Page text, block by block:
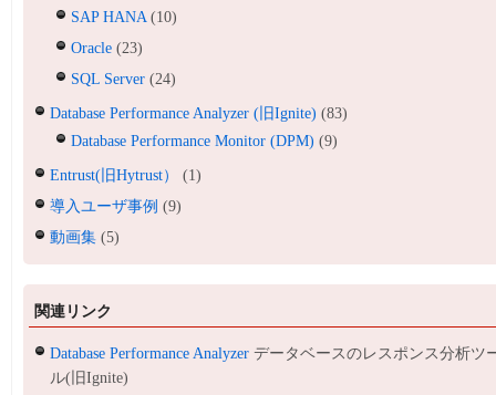
SAP HANA(10)
Oracle (23)
SQL Server (24)
Database Performance Analyzer (旧Ignite) (83)
Database Performance Monitor (DPM) (9)
Entrust(旧Hytrust）
(1)
導入ユーザ事例 (9)
動画集 (5)
関連リンク
Database Performance Analyzer データベースのレスポンス分析ツ
ル(旧Ignite)